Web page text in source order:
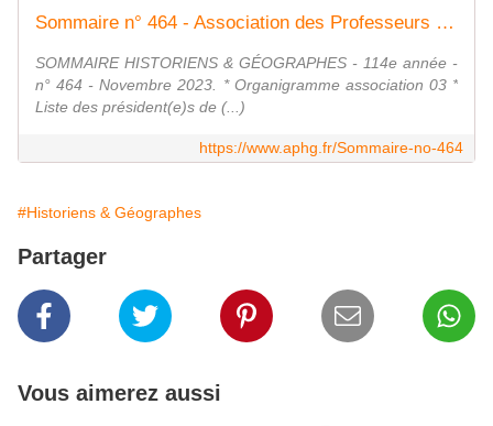
Sommaire n° 464 - Association des Professeurs d'Histoire et de Géographie
SOMMAIRE HISTORIENS & GÉOGRAPHES - 114e année -
n° 464 - Novembre 2023. * Organigramme association 03 *
Liste des président(e)s de (...)
https://www.aphg.fr/Sommaire-no-464
#Historiens & Géographes
Partager
Vous aimerez aussi